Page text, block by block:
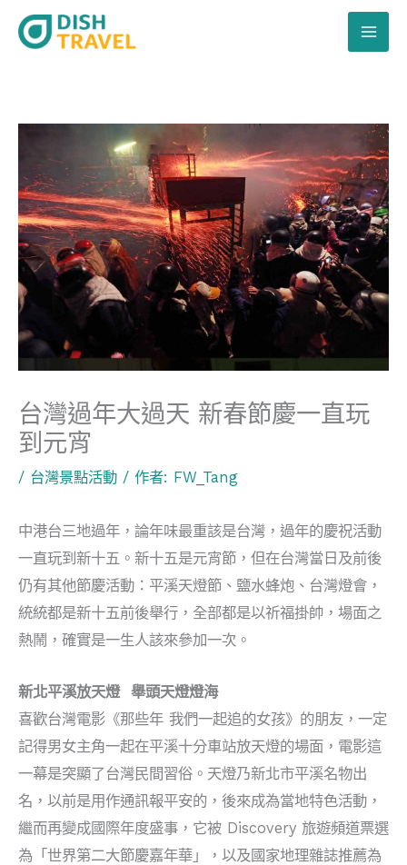
台灣過年大過天 新春節慶一直玩
到元宵
/ 台灣景點活動 / 作者: FW_Tang
中港台三地過年，論年味最重該是台灣，過年的慶祝活動
一直玩到新十五。新十五是元宵節，但在台灣當日及前後
仍有其他節慶活動：平溪天燈節、鹽水蜂炮、台灣燈會，
統統都是新十五前後舉行，全部都是以祈福掛帥，場面之
熱鬧，確實是一生人該來參加一次。
新北平溪放天燈 舉頭天燈燈海
喜歡台灣電影《那些年 我們一起追的女孩》的朋友，一定
記得男女主角一起在平溪十分車站放天燈的場面，電影這
一幕是突顯了台灣民間習俗。天燈乃新北市平溪名物出
名，以前是用作通訊報平安的，後來成為當地特色活動，
繼而再變成國際年度盛事，它被 Discovery 旅遊頻道票選
為「世界第二大節慶嘉年華」，以及國家地理雜誌推薦為